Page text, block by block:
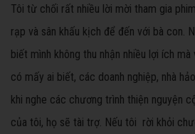
Tôi từ chối rất nhiều lời mời tham gia
rạp và sân khấu kịch để đến với bà con.
biết mình không thu nhận nhiều lợi ích
có mấy ai biết, các doanh nghiệp, nhà
khi nghe các chương trình thiện nguyện
của tôi, họ sẽ tài trợ. Nếu tôi rời khỏi